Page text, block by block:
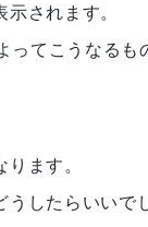
されます。
ってこうなるも
ます。
したらいいで